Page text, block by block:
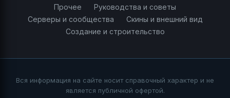
Прочее
Руководства и советы
Серверы и сообщества
Скины и внешний вид
Создание и строительство
Вся информация на сайте носит справочный характер и не
является публичной офертой.